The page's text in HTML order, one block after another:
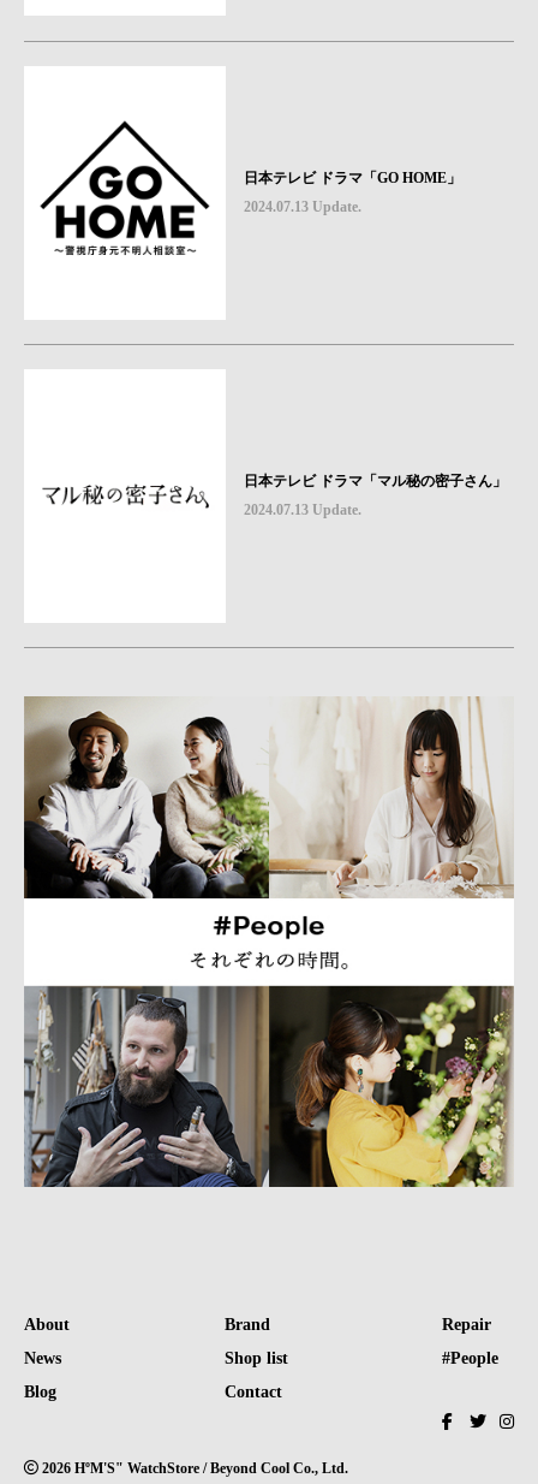
日本テレビ ドラマ「GO HOME」
2024.07.13 Update.
日本テレビ ドラマ「マル秘の密子さん」
2024.07.13 Update.
About
News
Blog
Brand
Shop list
Contact
Repair
#People
2026 HºM'S" WatchStore / Beyond Cool Co., Ltd.